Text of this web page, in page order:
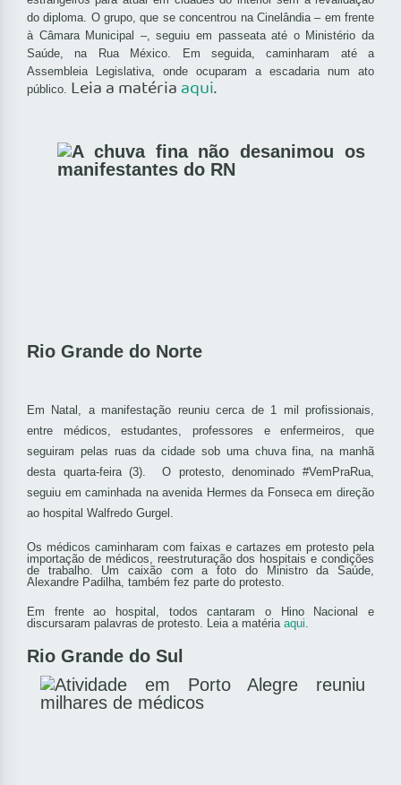
do diploma. O grupo, que se concentrou na Cinelândia – em frente
à Câmara Municipal –, seguiu em passeata até o Ministério da
Saúde, na Rua México. Em seguida, caminharam até a
Assembleia Legislativa, onde ocuparam a escadaria num ato
público. Leia a matériaaqui.
Rio Grande do Norte
Em Natal, a manifestação reuniu cerca de 1 mil profissionais,
entre médicos, estudantes, professores e enfermeiros, que
seguiram pelas ruas da cidade sob uma chuva fina, na manhã
desta quarta-feira (3).
O protesto, denominado #VemPraRua,
seguiu em caminhada na avenida Hermes da Fonseca em direção
ao hospital Walfredo Gurgel.
Os médicos caminharam com faixas e cartazes em protesto pela
importação de médicos, reestruturação dos hospitais e condições
de trabalho. Um caixão com a foto do Ministro da Saúde,
Alexandre Padilha, também fez parte do protesto.
Em frente ao hospital, todos cantaram o Hino Nacional e
discursaram palavras de protesto. Leia a matéria aqui.
Rio Grande do Sul